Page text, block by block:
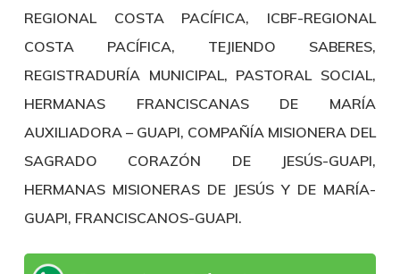
REGIONAL COSTA PACÍFICA, ICBF-REGIONAL
COSTA PACÍFICA, TEJIENDO SABERES,
REGISTRADURÍA MUNICIPAL, PASTORAL SOCIAL,
HERMANAS FRANCISCANAS DE MARÍA
AUXILIADORA – GUAPI, COMPAÑÍA MISIONERA DEL
SAGRADO CORAZÓN DE JESÚS-GUAPI,
HERMANAS MISIONERAS DE JESÚS Y DE MARÍA-
GUAPI, FRANCISCANOS-GUAPI.